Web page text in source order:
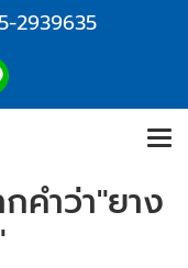
2939635
คำว่า"ยาง